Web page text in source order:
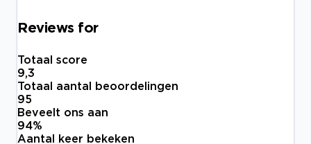
Reviews for
Totaal score
9,3
Totaal aantal beoordelingen
95
Beveelt ons aan
94%
Aantal keer bekeken